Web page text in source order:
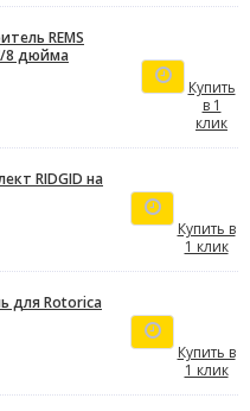
REMS
8 дюйма
Купить
в 1
клик
RIDGID на
Купить в
1 клик
для Rotorica
Купить в
1 клик